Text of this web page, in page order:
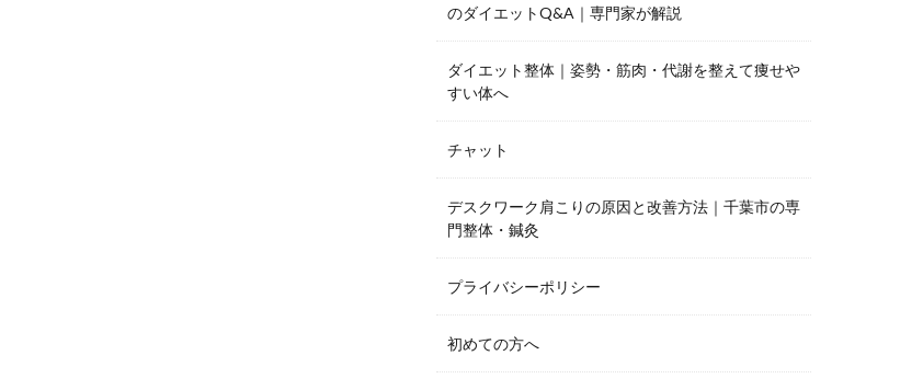
のダイエットQ&A｜専門家が解説
ダイエット整体｜姿勢・筋肉・代謝を整えて痩せや
すい体へ
チャット
デスクワーク肩こりの原因と改善方法｜千葉市の専
門整体・鍼灸
プライバシーポリシー
初めての方へ